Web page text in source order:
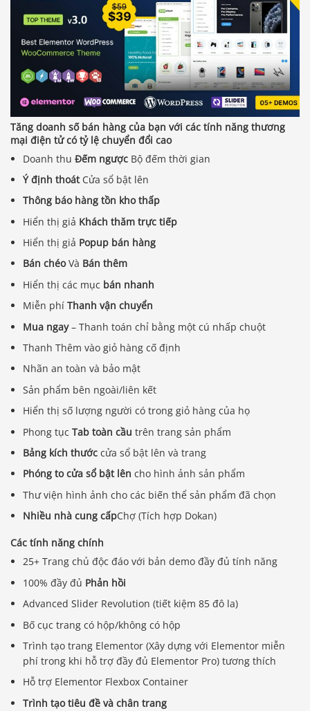
Tăng doanh số bán hàng của bạn với các tính năng thương
mại điện tử có tỷ lệ chuyển đổi cao
Doanh thuĐếm ngược Bộ đếm thời gian
Ý định thoátCửa sổ bật lên
Thông báo hàng tồn kho thấp
Hiển thị giả Khách thăm trực tiếp
Hiển thị giả Popup bán hàng
Bán chéoVà Bán thêm
Hiển thị các mục bán nhanh
Miễn phíThanh vận chuyển
Mua ngay– Thanh toán chỉ bằng một cú nhấp chuột
Thanh Thêm vào giỏ hàng cố định
Nhãn an toàn và bảo mật
Sản phẩm bên ngoài/liên kết
Hiển thị số lượng người có trong giỏ hàng của họ
Phong tụcTab toàn cầu trên trang sản phẩm
Bảng kích thước cửa sổ bật lên và trang
Phóng to cửa sổ bật lên cho hình ảnh sản phẩm
Thư viện hình ảnh cho các biến thể sản phẩm đã chọn
Nhiều nhà cung cấpChợ (Tích hợp Dokan)
Các tính năng chính
25+ Trang chủ độc đáo với bản demo đầy đủ tính năng
100% đầy đủ Phản hồi
Advanced Slider Revolution (tiết kiệm 85 đô la)
Bố cục trang có hộp/không có hộp
Trình tạo trang Elementor (Xây dựng với Elementor miễn
phí trong khi hỗ trợ đầy đủ Elementor Pro) tương thích
Hỗ trợ Elementor Flexbox Container
Trình tạo tiêu đề và chân trang